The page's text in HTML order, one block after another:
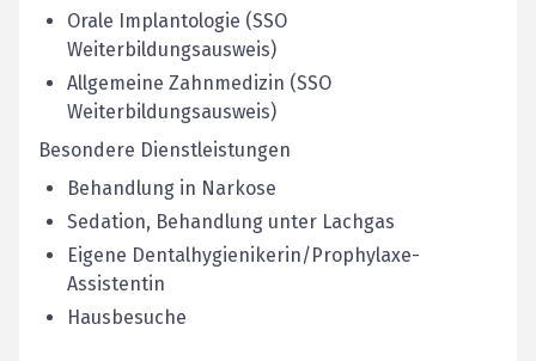
Orale Implantologie (SSO
Weiterbildungsausweis)
Allgemeine Zahnmedizin (SSO
Weiterbildungsausweis)
Besondere Dienstleistungen
Behandlung in Narkose
Sedation, Behandlung unter Lachgas
Eigene Dentalhygienikerin/Prophylaxe-
Assistentin
Hausbesuche